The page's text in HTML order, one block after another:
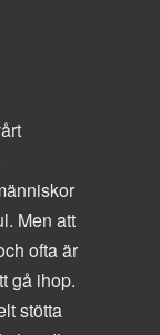
Men att
ofta är
gå ihop.
stötta